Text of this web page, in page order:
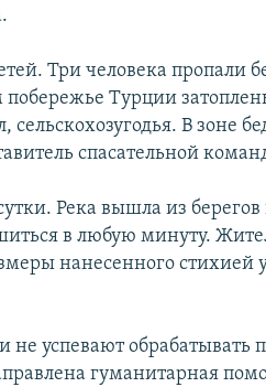
Три человека пропали
Турции
В зоне
спасательной
Река вышла из берегов
в любую минуту.
нанесенного стихией
не успевают обрабатывать
гуманитарная